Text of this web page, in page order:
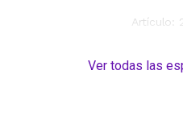
Artículo:
Ver todas las